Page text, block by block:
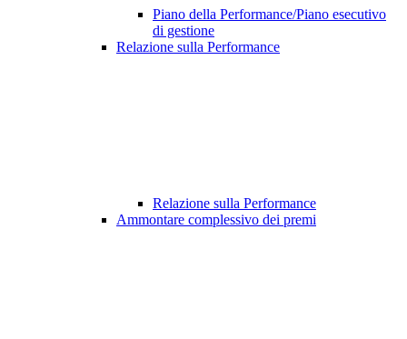
Piano della Performance/Piano esecutivo
di gestione
Relazione sulla Performance
Relazione sulla Performance
Ammontare complessivo dei premi